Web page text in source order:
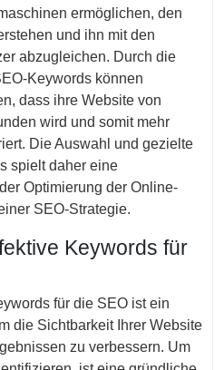
ermöglichen, den
und ihn mit den
abzugleichen. Durch die
Keywords können
dass ihre Website von
wird und somit mehr
Die Auswahl und gezielte
spielt daher eine
Optimierung der Online-
SEO-Strategie.
Keywords für
für die SEO ist ein
die Sichtbarkeit Ihrer Website
zu verbessern. Um